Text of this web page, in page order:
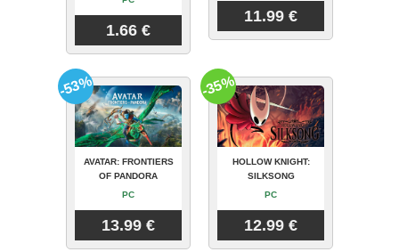
1.66 €
11.99 €
AVATAR: FRONTIERS
OF PANDORA
PC
13.99 €
-53%
HOLLOW KNIGHT:
SILKSONG
PC
12.99 €
-35%